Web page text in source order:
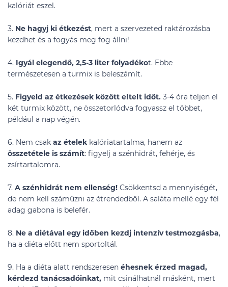
kalóriát eszel.
3. Ne hagyj ki étkezést, mert a szervezeted raktározásba
kezdhet és a fogyás meg fog állni!
4. Igyál elegendő, 2,5-3 liter folyadékot. Ebbe
természetesen a turmix is beleszámít.
5. Figyeld az étkezések között eltelt időt. 3-4 óra teljen el
két turmix között, ne összetorlódva fogyassz el többet,
például a nap végén.
6. Nem csak az ételek kalóriatartalma, hanem az
összetétele is számít: figyelj a szénhidrát, fehérje, és
zsírtartalomra.
7. A szénhidrát nem ellenség! Csökkentsd a mennyiségét,
de nem kell száműzni az étrendedből. A saláta mellé egy fél
adag gabona is belefér.
8. Ne a diétával egy időben kezdj intenzív testmozgásba,
ha a diéta előtt nem sportoltál.
9. Ha a diéta alatt rendszeresen éhesnek érzed magad,
kérdezd tanácsadóinkat, mit csinálhatnál másként, mert